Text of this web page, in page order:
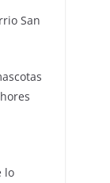
San
lo